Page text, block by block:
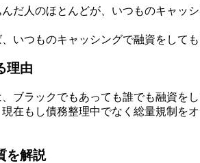
だ人のほとんどが、いつものキャッ
つものキャッシングで融資をして
理由
ブラックでもあっても誰でも融資を
在もし債務整理中でなく総量規制を
を解説